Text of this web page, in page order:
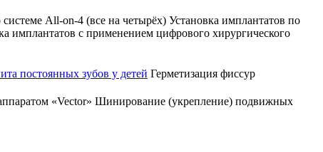
All-on-4 (все на четырёх) Установка имплантатов по
имплантатов с применением цифрового хирургического
постоянных зубов у детей Герметизация фиссур
«Vector» Шинирование (укрепление) подвижных